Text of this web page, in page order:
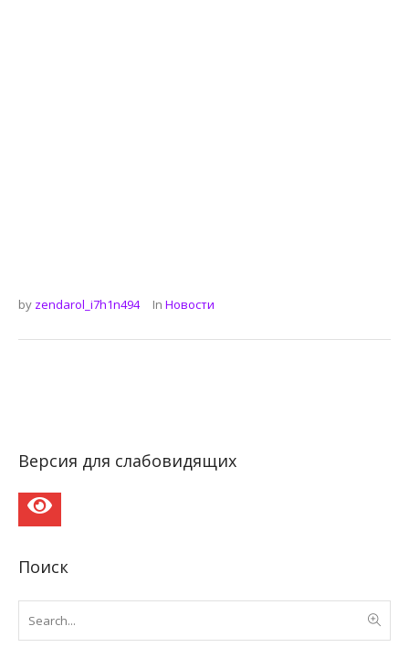
by zendarol_i7h1n494 In Новости
Версия для слабовидящих
Поиск